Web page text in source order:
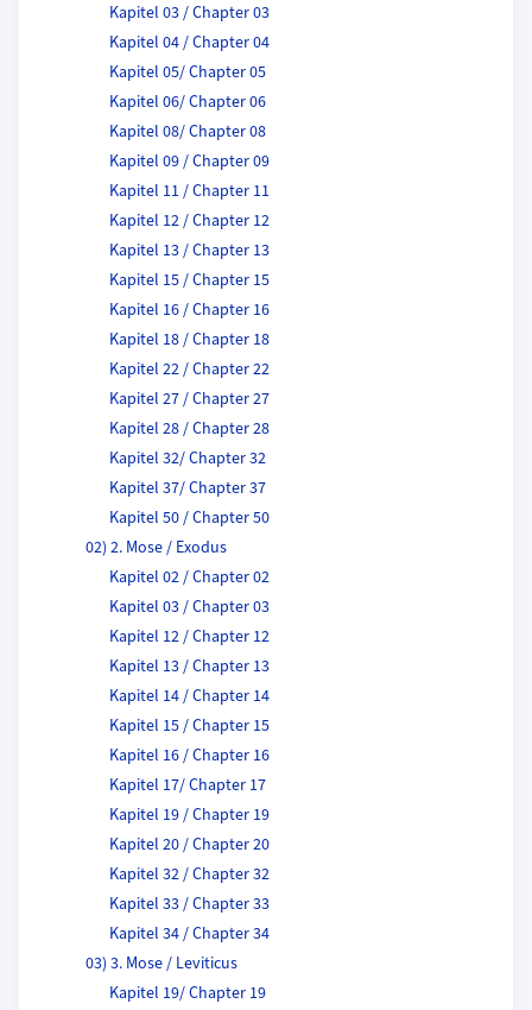
Kapitel 03 / Chapter 03
Kapitel 04 / Chapter 04
Kapitel 05/ Chapter 05
Kapitel 06/ Chapter 06
Kapitel 08/ Chapter 08
Kapitel 09 / Chapter 09
Kapitel 11 / Chapter 11
Kapitel 12 / Chapter 12
Kapitel 13 / Chapter 13
Kapitel 15 / Chapter 15
Kapitel 16 / Chapter 16
Kapitel 18 / Chapter 18
Kapitel 22 / Chapter 22
Kapitel 27 / Chapter 27
Kapitel 28 / Chapter 28
Kapitel 32/ Chapter 32
Kapitel 37/ Chapter 37
Kapitel 50 / Chapter 50
02) 2. Mose / Exodus
Kapitel 02 / Chapter 02
Kapitel 03 / Chapter 03
Kapitel 12 / Chapter 12
Kapitel 13 / Chapter 13
Kapitel 14 / Chapter 14
Kapitel 15 / Chapter 15
Kapitel 16 / Chapter 16
Kapitel 17/ Chapter 17
Kapitel 19 / Chapter 19
Kapitel 20 / Chapter 20
Kapitel 32 / Chapter 32
Kapitel 33 / Chapter 33
Kapitel 34 / Chapter 34
03) 3. Mose / Leviticus
Kapitel 19/ Chapter 19